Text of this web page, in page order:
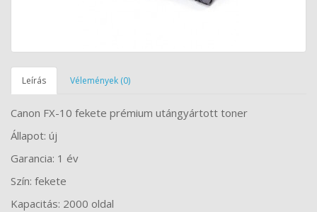
Leírás Vélemények (0)
Canon FX-10 fekete prémium utángyártott toner
Állapot: új
Garancia: 1 év
Szín: fekete
Kapacitás: 2000 oldal